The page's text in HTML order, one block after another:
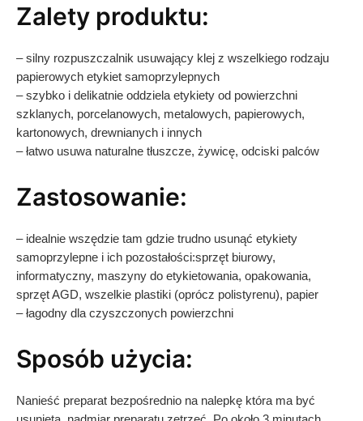
Zalety produktu:
– silny rozpuszczalnik usuwający klej z wszelkiego rodzaju
papierowych etykiet samoprzylepnych
– szybko i delikatnie oddziela etykiety od powierzchni
szklanych, porcelanowych, metalowych, papierowych,
kartonowych, drewnianych i innych
– łatwo usuwa naturalne tłuszcze, żywicę, odciski palców
Zastosowanie:
– idealnie wszędzie tam gdzie trudno usunąć etykiety
samoprzylepne i ich pozostałości:sprzęt biurowy,
informatyczny, maszyny do etykietowania, opakowania,
sprzęt AGD, wszelkie plastiki (oprócz polistyrenu), papier
– łagodny dla czyszczonych powierzchni
Sposób użycia:
Nanieść preparat bezpośrednio na nalepkę która ma być